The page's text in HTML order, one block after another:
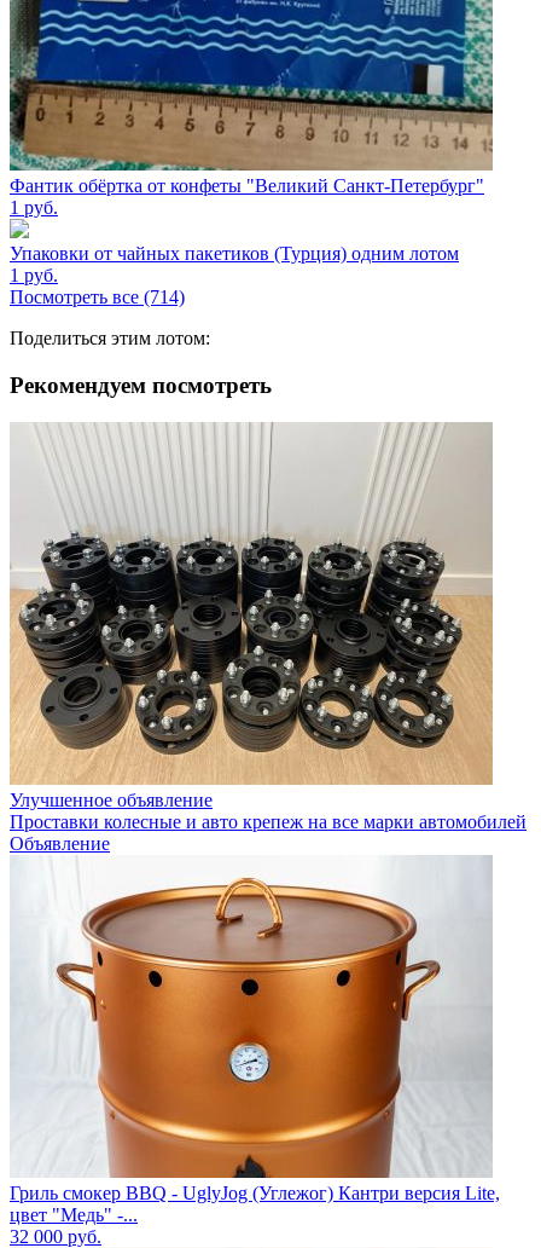
Фантик обёртка от конфеты "Великий Санкт-Петербург"
1 руб.
Упаковки от чайных пакетиков (Турция) одним лотом
1 руб.
Посмотреть все (714)
Поделиться этим лотом:
Рекомендуем посмотреть
Улучшенное объявление
Проставки колесные и авто крепеж на все марки автомобилей
Объявление
Гриль смокер BBQ - UglyJog (Углежог) Кантри версия Lite,
цвет "Медь" -...
32 000 руб.